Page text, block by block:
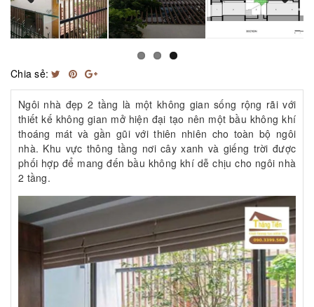
Previous Next
Chia sẻ:
Ngôi nhà đẹp 2 tầng là một không gian sống rộng rãi với
thiết kế không gian mở hiện đại tạo nên một bầu không khí
thoáng mát và gần gũi với thiên nhiên cho toàn bộ ngôi
nhà. Khu vực thông tầng nơi cây xanh và giếng trời được
phối hợp để mang đến bầu không khí dễ chịu cho ngôi nhà
2 tầng.